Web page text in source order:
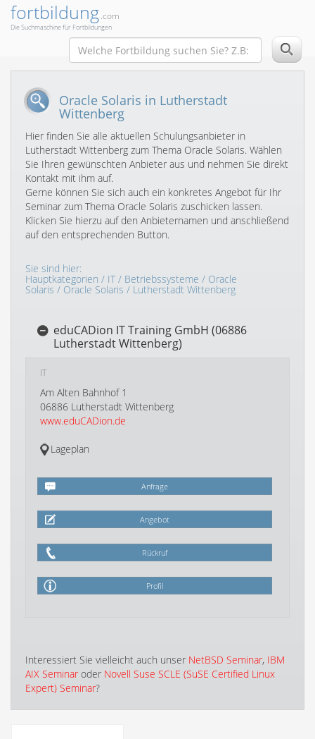
fortbildung.com
Die Suchmaschine für Fortbildungen
Oracle Solaris in Lutherstadt
Wittenberg
Hier finden Sie alle aktuellen Schulungsanbieter in
Lutherstadt Wittenberg zum Thema Oracle Solaris. Wählen
Sie Ihren gewünschten Anbieter aus und nehmen Sie direkt
Kontakt mit ihm auf.
Gerne können Sie sich auch ein konkretes Angebot für Ihr
Seminar zum Thema Oracle Solaris zuschicken lassen.
Klicken Sie hierzu auf den Anbieternamen und anschließend
auf den entsprechenden Button.
Sie sind hier:
Hauptkategorien / IT/ Betriebssysteme / Oracle
Solaris / Oracle Solaris / Lutherstadt Wittenberg
eduCADion IT Training GmbH (06886
Lutherstadt Wittenberg)
IT
Am Alten Bahnhof 1
06886 Lutherstadt Wittenberg
www.eduCADion.de
Lageplan
Anfrage
Angebot
Rückruf
Profil
Interessiert Sie vielleicht auch unser NetBSD Seminar, IBM
AIX Seminar oder Novell Suse SCLE (SuSE Certified Linux
Expert) Seminar?